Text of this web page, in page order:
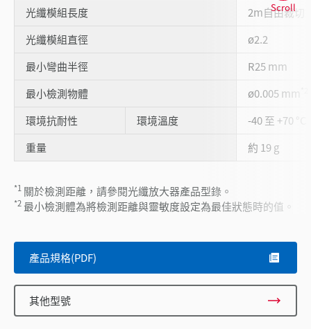
光纖模組長度
2m自由裁切
光纖模組直徑
ø2.2
最小彎曲半徑
R25 mm
最小檢測物體
ø0.005 mm
環境抗耐性 環境溫度
-40 至 +70 °C
重量
約 19 g
*1 關於檢測距離，請參閱光纖放大器產品型錄。
*2 最小檢測體為將檢測距離與靈敏度設定為最佳狀態時的值。
Scroll
產品規格(PDF)
其他型號